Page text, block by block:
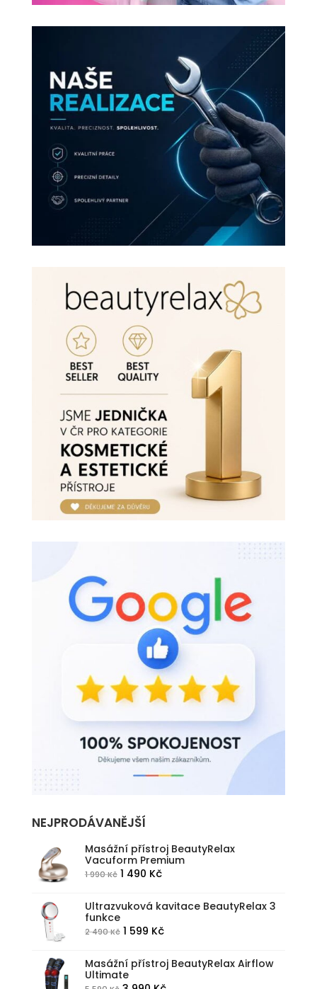
NEJPRODÁVANĚJŠÍ
Masážní přístroj BeautyRelax
Vacuform Premium
1 990Kč Původní
byla:
1
990 Kč.
1 490 KčAktuální
je:
490 Kč.
Ultrazvuková kavitace BeautyRelax 3
funkce
2 490Kč Původní
byla:
2
1 599 KčAktuální
je:
Masážní přístroj BeautyRelax Airflow
Ultimate